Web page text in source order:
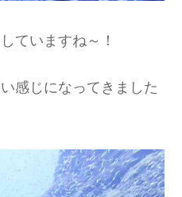
ていますね～！
感じになってきました